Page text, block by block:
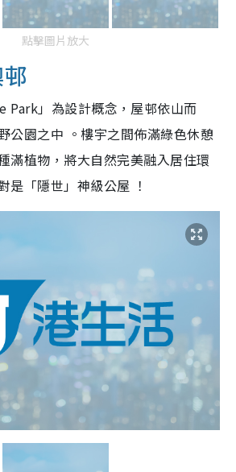
點擊圖片放大
Park」為設計概念，屋邨依山而
公園之中 。樓宇之間佈滿綠色休憩
滿植物，將大自然完美融入居住環
是「隱世」神級公屋 ！